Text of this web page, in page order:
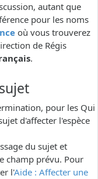
autant que
pour les noms
où vous trouverez
de Régis
.
pour les Qui
d'affecter l'espèce
du sujet et
champ prévu. Pour
l'Aide : Affecter une